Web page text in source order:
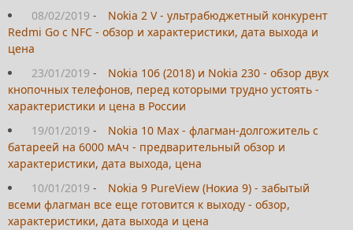
08/02/2019 -
Nokia 2 V - ультрабюджетный конкурент
Redmi Go с NFC - обзор и характеристики, дата выхода и
цена
23/01/2019 -
Nokia 106 (2018) и Nokia 230 - обзор двух
кнопочных телефонов, перед которыми трудно устоять -
характеристики и цена в России
19/01/2019 -
Nokia 10 Max - флагман-долгожитель с
батареей на 6000 мАч - предварительный обзор и
характеристики, дата выхода, цена
10/01/2019 -
Nokia 9 PureView (Нокиа 9) - забытый
всеми флагман все еще готовится к выходу - обзор,
характеристики, дата выхода и цена